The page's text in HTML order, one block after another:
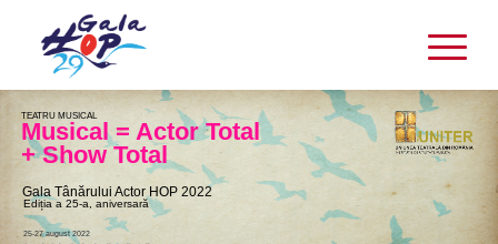
TEATRU MUSICAL
Gala Tânărului Actor HOP 2022
Ediția a 25-a, aniversară
25-27 august 2022
Musical = Actor Total
+ Show Total